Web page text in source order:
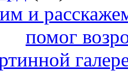
и
помог